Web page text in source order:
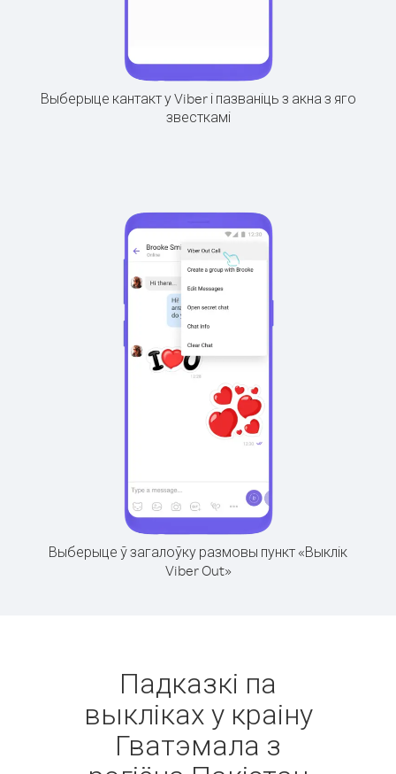
Выберыце кантакт у Viber і пазваніць з акна з яго
звесткамі
Выберыце ў загалоўку размовы пункт «Выклік
Viber Out»
Падказкі па
выкліках у краіну
Гватэмала з